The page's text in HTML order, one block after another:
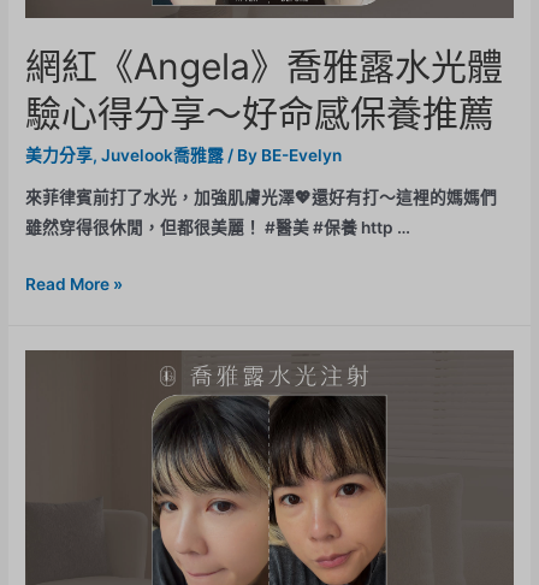
網紅《Angela》喬雅露水光體
驗心得分享～好命感保養推薦
美力分享,Juvelook喬雅露 / By BE-Evelyn
來菲律賓前打了水光，加強肌膚光澤💖還好有打～這裡的媽媽們
雖然穿得很休閒，但都很美麗！ #醫美 #保養 http …
Read More »